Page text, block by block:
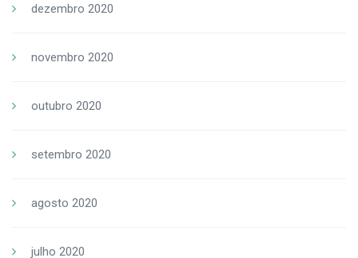
dezembro 2020
novembro 2020
outubro 2020
setembro 2020
agosto 2020
julho 2020